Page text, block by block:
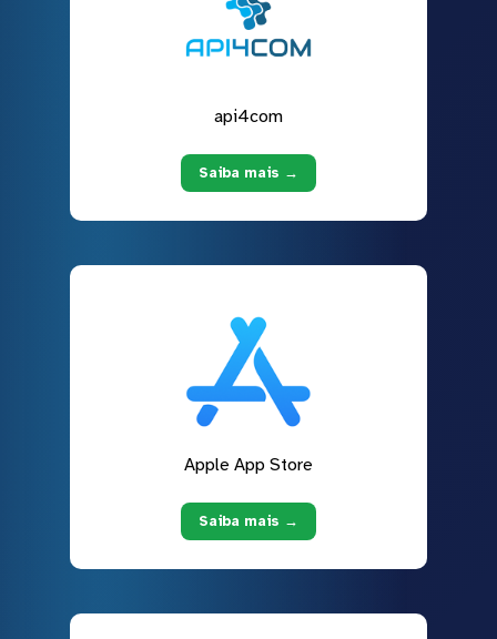
api4com
Saiba mais →
Apple App Store
Saiba mais →